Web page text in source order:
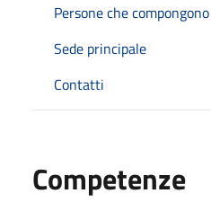
Persone che
Sede principale
Contatti
Competenze